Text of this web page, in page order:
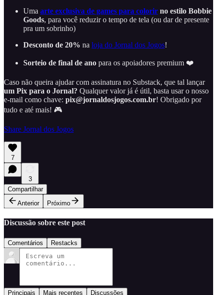
Uma arte exclusiva de games para colorir no estilo Bobbie
Goods, para você reduzir o tempo de tela (ou dar de presente
pra um sobrinho)
Desconto de 20% na loja do Jornal dos Jogos!
Sorteio de final de ano para os apoiadores premium ❤️
Caso não queira ajudar com assinatura no Substack, que tal lançar
um Pix para o Jornal? Qualquer valor já é útil, basta usar o nosso
e-mail como chave: pix@jornaldosjogos.com.br! Obrigado por
tudo e até mais! 🎮
Share Jornal dos Jogos
7
3
Compartilhar
Anterior
Próximo
Discussão sobre este post
Comentários Restacks
Principais Mais recentes Discussões